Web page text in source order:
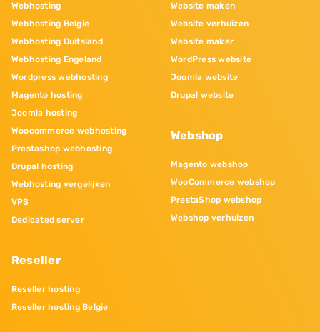
Webhosting
Webhosting Belgie
Webhosting Duitsland
Webhosting Engeland
Wordpress webhosting
Magento hosting
Joomla hosting
Woocommerce webhosting
Prestashop webhosting
Drupal hosting
Webhosting vergelijken
VPS
Dedicated server
Reseller
Reseller hosting
Reseller hosting Belgie
Website maken
Website verhuizen
Website maker
WordPress website
Joomla website
Drupal website
Webshop
Magento webshop
WooCommerce webshop
PrestaShop webshop
Webshop verhuizen